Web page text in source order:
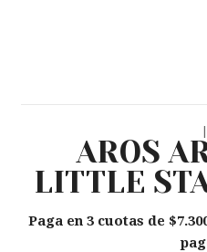
|
AROS
LITTLE
Paga en 3 cuotas de